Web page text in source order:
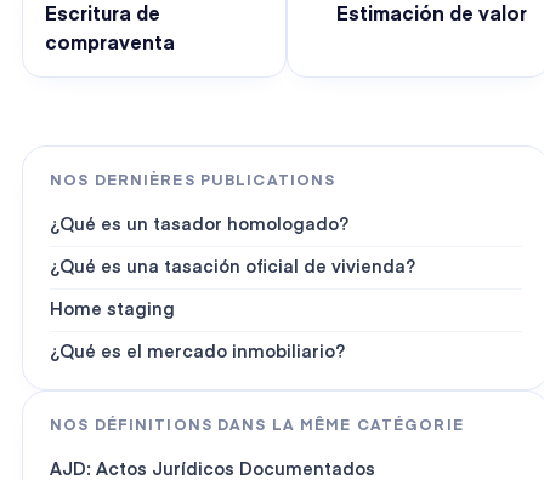
Escritura de
compraventa
Estimación de valor
NOS DERNIÈRES PUBLICATIONS
¿Qué es un tasador homologado?
¿Qué es una tasación oficial de vivienda?
Home staging
¿Qué es el mercado inmobiliario?
NOS DÉFINITIONS DANS LA MÊME CATÉGORIE
AJD: Actos Jurídicos Documentados